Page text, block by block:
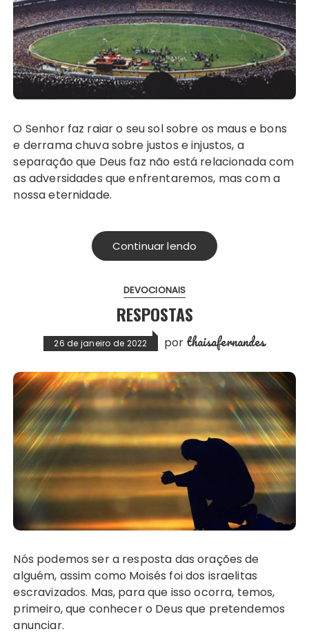
O Senhor faz raiar o seu sol sobre os maus e bons
e derrama chuva sobre justos e injustos, a
separação que Deus faz não está relacionada com
as adversidades que enfrentaremos, mas com a
nossa eternidade.
Continuar lendo
DEVOCIONAIS
RESPOSTAS
26 de janeiro de 2022 por thaisafernandes
Nós podemos ser a resposta das orações de
alguém, assim como Moisés foi dos israelitas
escravizados. Mas, para que isso ocorra, temos,
primeiro, que conhecer o Deus que pretendemos
anunciar.